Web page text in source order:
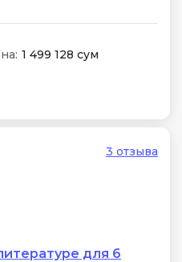
1 499 128 сум
3 отзыва
для 6